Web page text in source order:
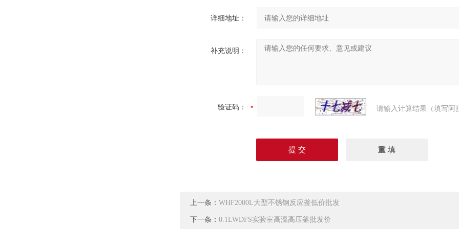
详细地址：
补充说明：
验证码： 请输入计算结果（填写阿
上一条：WHF2000L大型不锈钢反应釜低价批发
下一条：0.1LWDFS实验室高温高压釜批发价